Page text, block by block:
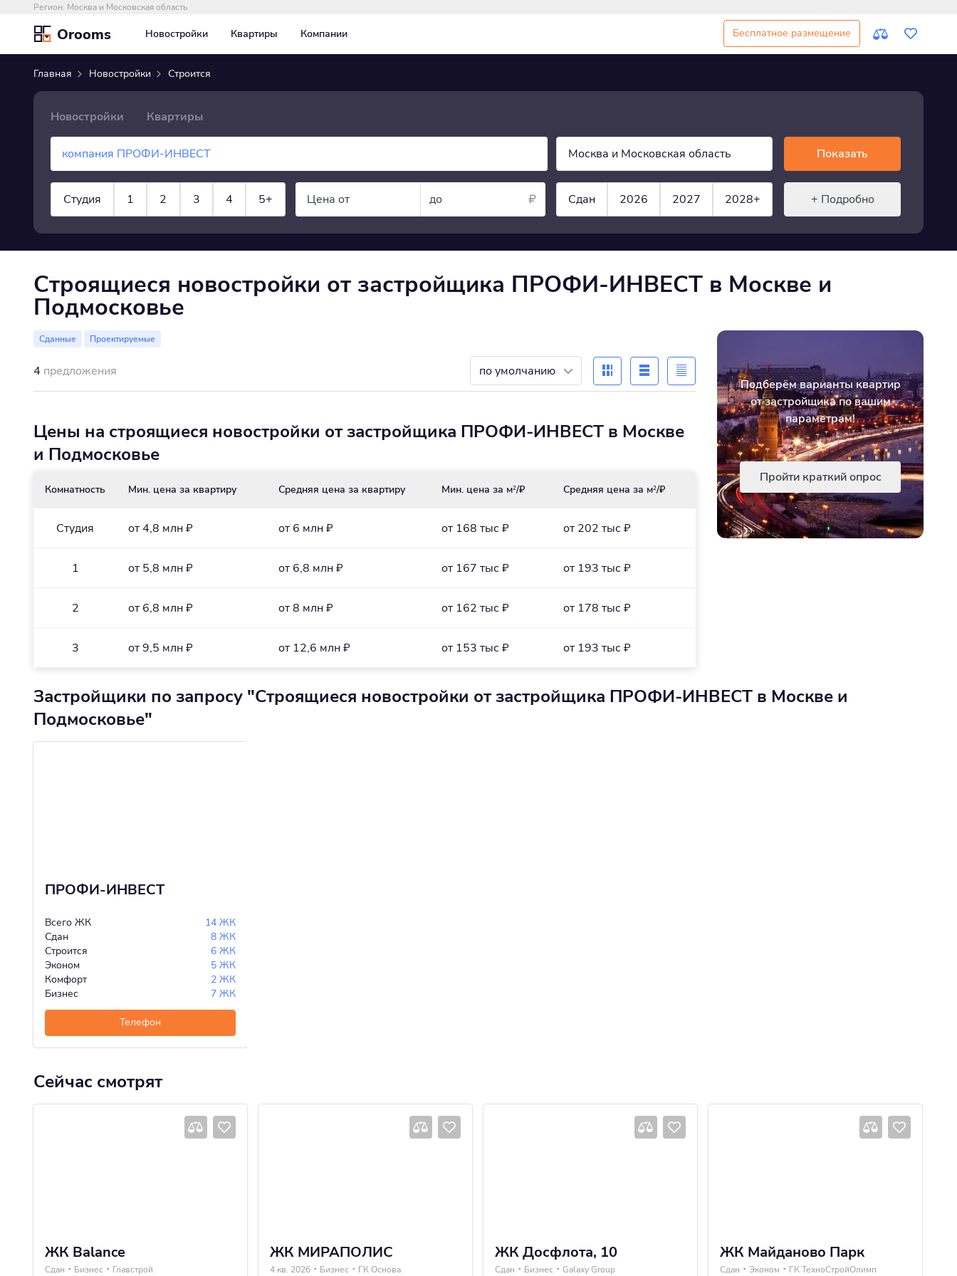
Регион: Москва и Московская область
Orooms Новостройки Квартиры Компании Бесплатное размещение
Главная Новостройки Строится
Новостройки Квартиры
Москва и Московская область
Студия 1 2 3 4 5+ Цена от до Сдан 2026 2027 2028+
Показать
+ Подробно
×
Строящиеся новостройки от застройщика ПРОФИ-ИНВЕСТ в Москве и
Подмосковье
Сданные Проектируемые
4 предложения по умолчанию
Цены на строящиеся новостройки от застройщика ПРОФИ-ИНВЕСТ в Москве
и Подмосковье
Комнатность Мин. цена за квартиру Средняя цена за квартиру Мин. цена за м2/₽ Средняя цена за м2/₽
Студия от 4,8 млн ₽ от 6 млн ₽ от 168 тыс ₽ от 202 тыс ₽
1 от 5,8 млн ₽ от 6,8 млн ₽ от 167 тыс ₽ от 193 тыс ₽
2 от 6,8 млн ₽ от 8 млн ₽ от 162 тыс ₽ от 178 тыс ₽
3 от 9,5 млн ₽ от 12,6 млн ₽ от 153 тыс ₽ от 193 тыс ₽
Подберём варианты квартир
от застройщика по вашим
параметрам!
Пройти краткий опрос
Застройщики по запросу "Строящиеся новостройки от застройщика ПРОФИ-ИНВЕСТ в Москве и
Подмосковье"
ПРОФИ-ИНВЕСТ
Всего ЖК
14 ЖК
Сдан
8 ЖК
Строится
6 ЖК
Эконом
5 ЖК
Комфорт
2 ЖК
Бизнес
7 ЖК
Телефон
Сейчас смотрят
ЖК Balance
Сдан Бизнес Главстрой
ЖК МИРАПОЛИС
4 кв. 2026 Бизнес ГК Основа
ЖК Досфлота, 10
Сдан Бизнес Galaxy Group
ЖК Майданово Парк
Сдан Эконом ГК ТехноСтройОлимп